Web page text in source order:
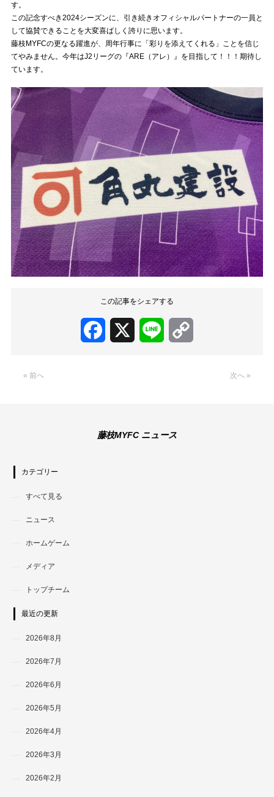
す。
この記念すべき2024シーズンに、引き続きオフィシャルパートナーの一員と
して協賛できることを大変喜ばしく誇りに思います。
藤枝MYFCの更なる躍進が、周年行事に「彩りを添えてくれる」ことを信じ
てやみません。今年はJ2リーグの『ARE（アレ）』を目指して！！！期待し
ています。
この記事をシェアする
Facebook Line
« 前へ 次へ »
藤枝MYFC ニュース
カテゴリー
すべて見る
ニュース
ホームゲーム
メディア
トップチーム
最近の更新
2026年8月
2026年7月
2026年6月
2026年5月
2026年4月
2026年3月
2026年2月